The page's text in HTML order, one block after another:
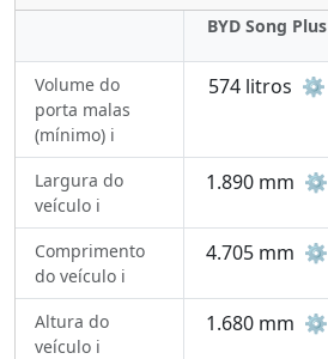
BYD Song Plus
Volume do
porta malas
(mínimo) ℹ️
574 litros ⚙️
Largura do
veículo ℹ️
1.890 mm ⚙️
Comprimento
do veículo ℹ️
4.705 mm ⚙️
Altura do
veículo ℹ️
1.680 mm ⚙️